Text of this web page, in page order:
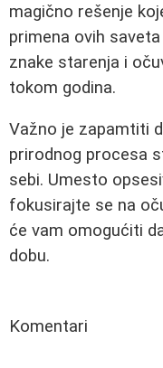
magično rešenje
primena ovih
znake starenja i
tokom godina.
Važno je zapamtiti
prirodnog procesa
sebi. Umesto
fokusirajte se na
će vam omogućiti
dobu.
Komentari